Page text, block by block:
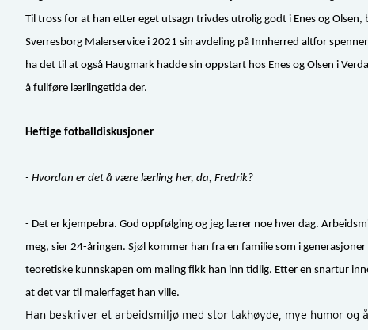
Til tross for at han etter eget utsagn trivdes utrolig godt i Enes og
Sverresborg Malerservice i 2021 sin avdeling på Innherred altfor
ha det til at også Haugmark hadde sin oppstart hos Enes og Olsen i
å fullføre lærlingetida der.
Heftige fotballdiskusjoner
- Hvordan er det å være lærling her, da, Fredrik?
- Det er kjempebra. God oppfølging og jeg lærer noe hver dag.
meg, sier 24-åringen. Sjøl kommer han fra en familie som i
teoretiske kunnskapen om maling fikk han inn tidlig. Etter en snartur
at det var til malerfaget han ville.
Han beskriver et arbeidsmiljø med stor takhøyde, mye humor og